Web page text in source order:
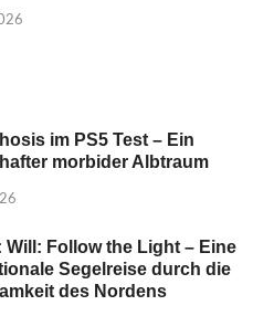
im PS5 Test – Ein
morbider Albtraum
Will: Follow the Light – Eine
Segelreise durch die
des Nordens